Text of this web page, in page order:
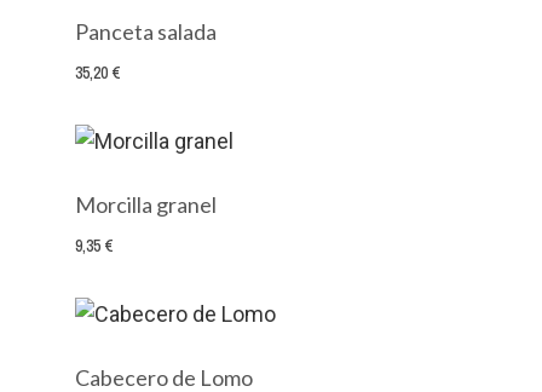
Panceta salada
35,20 €
Morcilla granel
9,35 €
Cabecero de Lomo